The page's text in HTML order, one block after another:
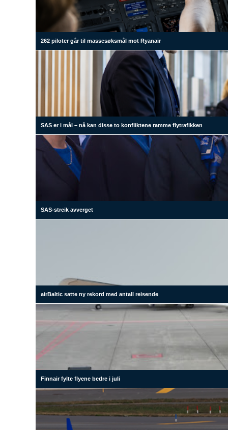
262 piloter går til massesøksmål mot Ryanair
SAS er i mål – nå kan disse to konfliktene ramme flytrafikken
SAS-streik avverget
airBaltic satte ny rekord med antall reisende
Finnair fylte flyene bedre i juli